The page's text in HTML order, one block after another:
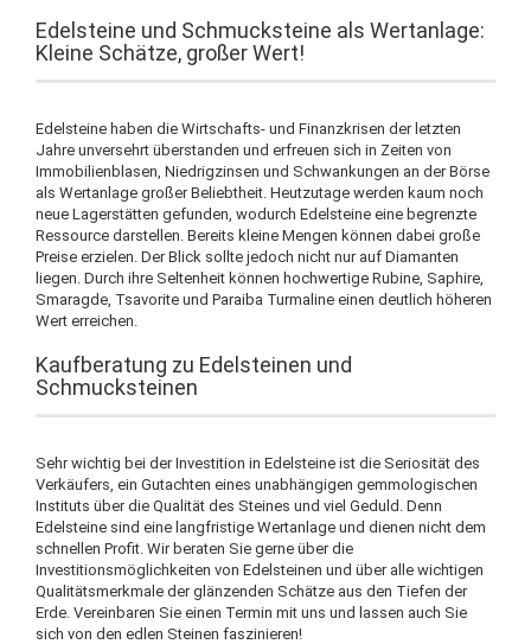
Edelsteine und Schmucksteine als Wertanlage:
Kleine Schätze, großer Wert!
Edelsteine haben die Wirtschafts- und Finanzkrisen der letzten
Jahre unversehrt überstanden und erfreuen sich in Zeiten von
Immobilienblasen, Niedrigzinsen und Schwankungen an der Börse
als Wertanlage großer Beliebtheit. Heutzutage werden kaum noch
neue Lagerstätten gefunden, wodurch Edelsteine eine begrenzte
Ressource darstellen. Bereits kleine Mengen können dabei große
Preise erzielen. Der Blick sollte jedoch nicht nur auf Diamanten
liegen. Durch ihre Seltenheit können hochwertige Rubine, Saphire,
Smaragde, Tsavorite und Paraiba Turmaline einen deutlich höheren
Wert erreichen.
Kaufberatung zu Edelsteinen und
Schmucksteinen
Sehr wichtig bei der Investition in Edelsteine ist die Seriosität des
Verkäufers, ein Gutachten eines unabhängigen gemmologischen
Instituts über die Qualität des Steines und viel Geduld. Denn
Edelsteine sind eine langfristige Wertanlage und dienen nicht dem
schnellen Profit. Wir beraten Sie gerne über die
Investitionsmöglichkeiten von Edelsteinen und über alle wichtigen
Qualitätsmerkmale der glänzenden Schätze aus den Tiefen der
Erde. Vereinbaren Sie einen Termin mit uns und lassen auch Sie
sich von den edlen Steinen faszinieren!